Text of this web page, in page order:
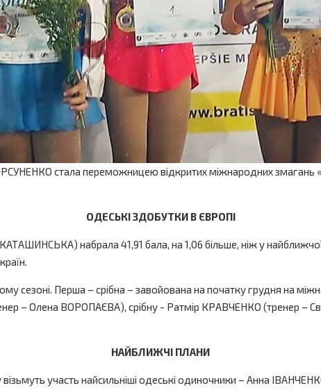
стала переможницею відкритих міжнародних змагань
ОДЕСЬКІ ЗДОБУТКИ В ЄВРОПІ
набрала 41,91 бала, на 1,06 більше, ніж у
Перша – срібна – завойована на початку грудня на
– Олена ВОРОПАЄВА), срібну - Ратмір КРАВЧЕНКО (тренер –
НАЙБЛИЖЧІ ПЛАНИ
візьмуть участь найсильніші одеські одиночники – Анна